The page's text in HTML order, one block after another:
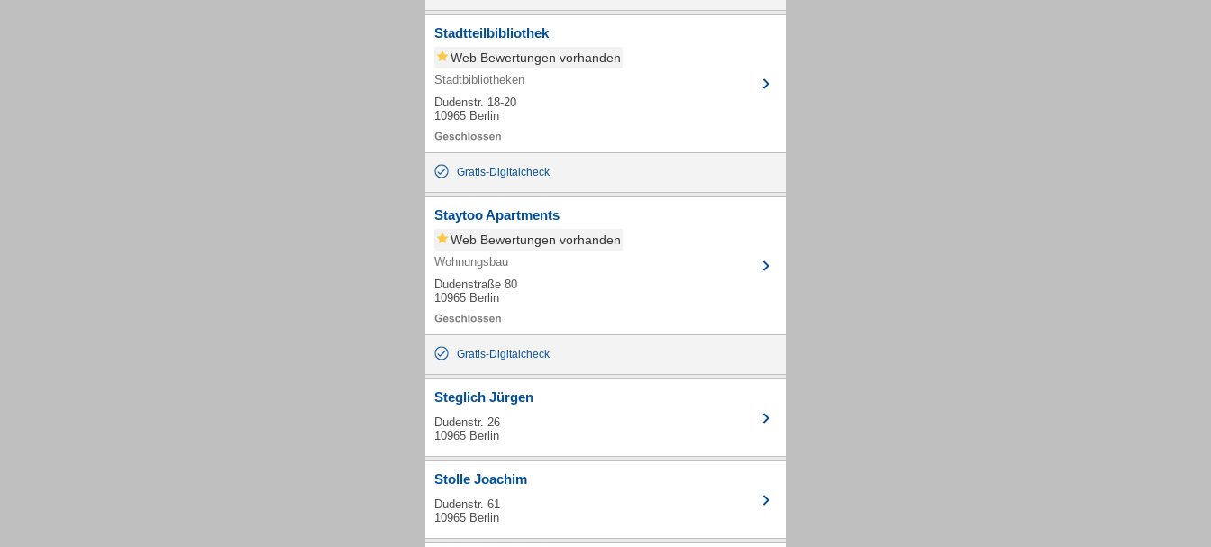
Stadtteilbibliothek
Web Bewertungen vorhanden
Stadtbibliotheken
Dudenstr. 18-20
10965 Berlin
Gratis-Digitalcheck
Staytoo Apartments
Web Bewertungen vorhanden
Wohnungsbau
Dudenstraße 80
10965 Berlin
Gratis-Digitalcheck
Steglich Jürgen
Dudenstr. 26
10965 Berlin
Stolle Joachim
Dudenstr. 61
10965 Berlin